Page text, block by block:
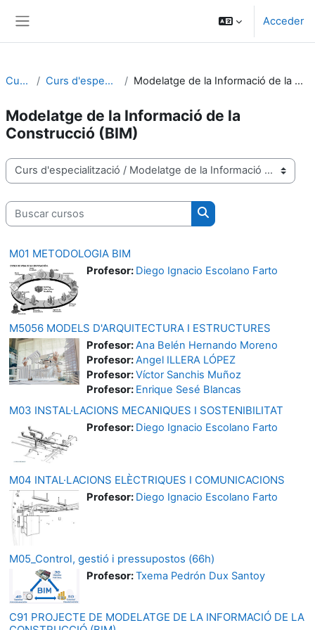
Acceder
Cursos Curs d'especialització Modelatge de la Informació de la Construcció (BIM)
Modelatge de la Informació de la
Construcció (BIM)
Categorías
Buscar cursos
Buscar cursos
M01 METODOLOGIA BIM
Profesor: Diego Ignacio Escolano Farto
M5056 MODELS D'ARQUITECTURA I ESTRUCTURES
Profesor:Ana Belén Hernando Moreno
Profesor:Angel ILLERA LÓPEZ
Profesor:Víctor Sanchis Muñoz
Profesor: Enrique Sesé Blancas
M03 INSTAL·LACIONS MECANIQUES I SOSTENIBILITAT
Profesor: Diego Ignacio Escolano Farto
M04 INTAL·LACIONS ELÈCTRIQUES I COMUNICACIONS
Profesor: Diego Ignacio Escolano Farto
M05_Control, gestió i pressupostos (66h)
Profesor:Txema Pedrón Dux Santoy
C91 PROJECTE DE MODELATGE DE LA INFORMACIÓ DE LA